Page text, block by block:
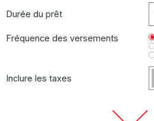
Durée du prêt
Fréquence des versements
Inclure les taxes